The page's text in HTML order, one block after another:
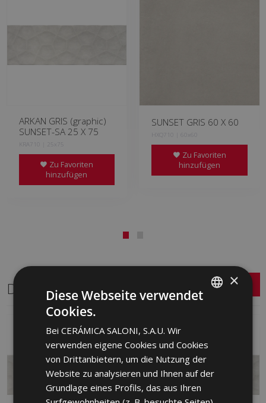
ARKAN GRIS (graphic)
SUNSET-SA 25 X 75
KRA710 | 25x75
Zu Favoriten
hinzufügen
SUNSET GRIS 60 X 60
HXQ710 | 60x60
Zu Favoriten
hinzufügen
Dasselbe Format
GERMAN
PORTUGUESE
×
Diese Webseite verwendet
Cookies.
Bei CERÁMICA SALONI, S.A.U. Wir
verwenden eigene Cookies und Cookies
von Drittanbietern, um die Nutzung der
Website zu analysieren und Ihnen auf der
Grundlage eines Profils, das aus Ihren